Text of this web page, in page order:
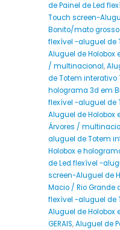
de Painel de Led
Touch screen-
Bonito/mato
flexível -aluguel de
Aluguel de
/ multinacional,
de Totem interativo
holograma 3d em
flexível -aluguel de
Aluguel de
Árvores /
aluguel de Totem
Holobox e
de Led flexível -
screen-Aluguel de
Macio / Rio Grande
flexível -aluguel de
Aluguel de Holobox
GERAIS,Aluguel de